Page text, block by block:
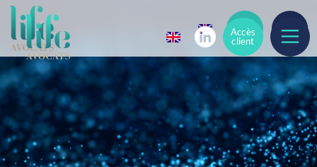
Accès
client
Accès
client